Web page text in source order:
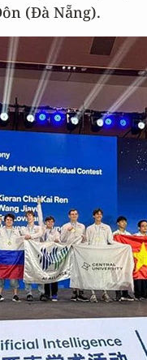
(Đà Nẵng).